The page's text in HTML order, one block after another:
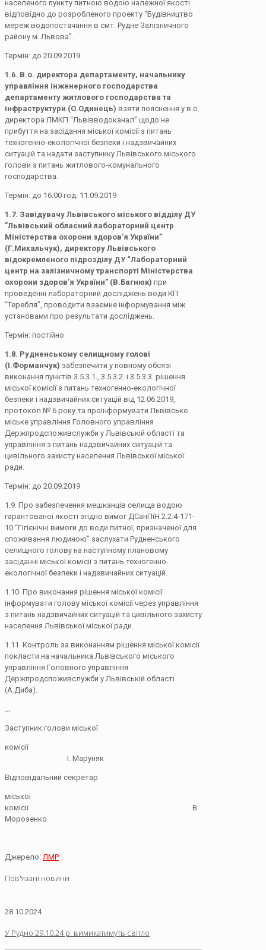
населеного пункту питною водою належної якості
відповідно до розробленого проекту “Будівництво
мереж водопостачання в смт. Рудне Залізничного
району м. Львова”.
Термін: до 20.09.2019
1.6. В.о. директора департаменту, начальнику
управління інженерного господарства
департаменту житлового господарства та
інфраструктури (О.Одинець) взяти пояснення у в.о.
директора ЛМКП “Львівводоканал” щодо не
прибуття на засідання міської комісії з питань
техногенно-екологічної безпеки і надзвичайних
ситуацій та надати заступнику Львівського міського
голови з питань житлового-комунального
господарства.
Термін: до 16.00 год. 11.09.2019
1.7. Завідувачу Львівського міського відділу ДУ
”Львівський обласний лабораторний центр
Міністерства охорони здоров’я України”
(Г.Михальчук), директору Львівського
відокремленого підрозділу ДУ “Лабораторний
центр на залізничному транспорті Міністерства
охорони здоров’я України” (В.Багнюк) при
проведенні лабораторний досліджень води КП
“Теребля”, проводити взаємне інформування між
установами про результати досліджень.
Термін: постійно
1.8. Рудненському селищному голові
(І.Форманчук) забезпечити у повному обсязі
виконання пунктів 3.5.3.1., 3.5.3.2. і 3.5.3.3. рішення
міської комісії з питань техногенно-екологічної
безпеки і надзвичайних ситуацій від 12.06.2019,
протокол № 6 року та проінформувати Львівське
міське управління Головного управління
Держпродспоживслужби у Львівській області та
управління з питань надзвичайних ситуацій та
цивільного захисту населення Львівської міської
ради.
Термін: до 20.09.2019
1.9. Про забезпечення мешканців селища водою
гарантованої якості згідно вимог ДСанПіН 2.2.4-171-
10 “Гігієнічні вимоги до води питної, призначеної для
споживання людиною” заслухати Рудненського
селищного голову на наступному плановому
засіданні міської комісії з питань техногенно-
екологічної безпеки і надзвичайних ситуацій.
1.10. Про виконання рішення міської комісії
інформувати голову міської комісії через управління
з питань надзвичайних ситуацій та цивільного захисту
населення Львівської міської ради.
1.11. Контроль за виконанням рішення міської комісії
покласти на начальника Львівського міського
управління Головного управління
Держпродспоживслужби у Львівській області
(А.Диба).
…
Заступник голови міської
комісії
І. Маруняк
Відповідальний секретар
міської
комісії В.
Морозенко
Джерело:ЛМР
Пов'язані новини
28.10.2024
У Рудно 29.10.24 р. вимикатимуть світло